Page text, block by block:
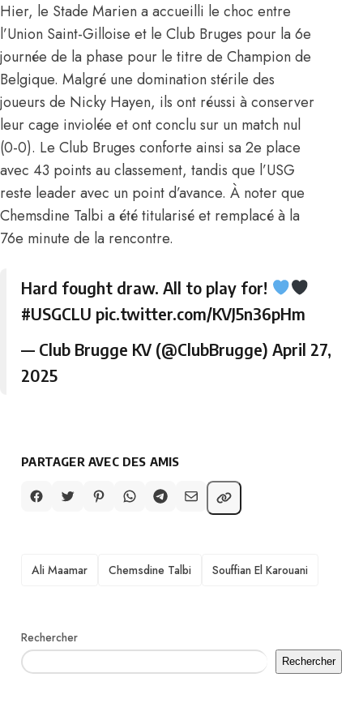
Hier, le Stade Marien a accueilli le choc entre
l’Union Saint-Gilloise et le Club Bruges pour la 6e
journée de la phase pour le titre de Champion de
Belgique. Malgré une domination stérile des
joueurs de Nicky Hayen, ils ont réussi à conserver
leur cage inviolée et ont conclu sur un match nul
(0-0). Le Club Bruges conforte ainsi sa 2e place
avec 43 points au classement, tandis que l’USG
reste leader avec un point d’avance. À noter que
Chemsdine Talbi a été titularisé et remplacé à la
76e minute de la rencontre.
Hard fought draw. All to play for!
#USGCLU pic.twitter.com/KVJ5n36pHm
— Club Brugge KV (@ClubBrugge) April 27,
2025
PARTAGER AVEC DES AMIS
TAGS
Ali Maamar Chemsdine Talbi Souffian El Karouani
Rechercher
Rechercher